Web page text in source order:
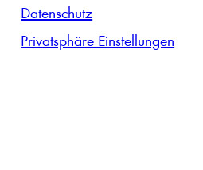
Datenschutz
Privatsphäre Einstellungen